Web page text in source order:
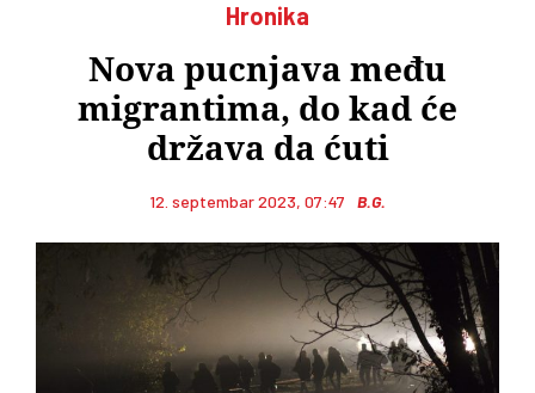
Hronika
Nova pucnjava među
migrantima, do kad će
država da ćuti
12. septembar 2023, 07:47 B.G.